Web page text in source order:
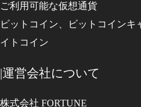
ご利用可能な仮想通貨
ビットコイン、ビットコインキ
イトコイン
|運営会社について
株式会社 FORTUNE